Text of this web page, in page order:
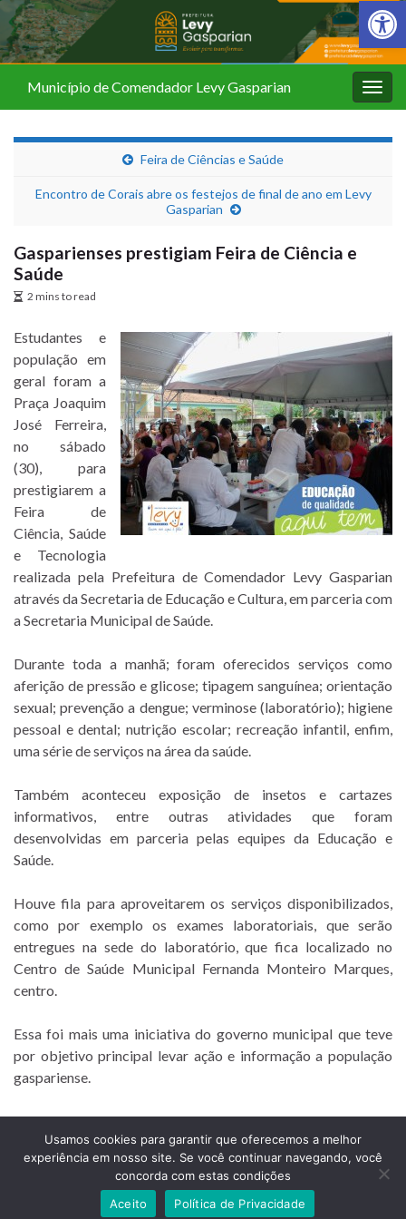
Barra de
Município de Comendador Levy Gasparian
Feira de Ciências e Saúde
Encontro de Corais abre os festejos de final de ano em Levy
Gasparian
Gasparienses prestigiam Feira de Ciência e
Saúde
2 mins to read
Estudantes e
população em
geral foram a
Praça Joaquim
José Ferreira,
no sábado
(30), para
prestigiarem a
Feira de
Ciência, Saúde
e Tecnologia
realizada pela Prefeitura de Comendador Levy Gasparian
através da Secretaria de Educação e Cultura, em parceria com
a Secretaria Municipal de Saúde.
Durante toda a manhã; foram oferecidos serviços como
aferição de pressão e glicose; tipagem sanguínea; orientação
sexual; prevenção a dengue; verminose (laboratório); higiene
pessoal e dental; nutrição escolar; recreação infantil, enfim,
uma série de serviços na área da saúde.
Também aconteceu exposição de insetos e cartazes
informativos, entre outras atividades que foram
desenvolvidas em parceria pelas equipes da Educação e
Saúde.
Houve fila para aproveitarem os serviços disponibilizados,
como por exemplo os exames laboratoriais, que serão
entregues na sede do laboratório, que fica localizado no
Centro de Saúde Municipal Fernanda Monteiro Marques,
centro.
Essa foi mais uma iniciativa do governo municipal que teve
por objetivo principal levar ação e informação a população
gaspariense.
Prefeitura Municipal de Comendador Levy Gasparian
Est União Indústria, S/Nº, KM 131 Exposição, Comendador Levy Gasparian /RJ –
Telefones: (24) 2254-1344 – (24) 2254-1094
Usamos cookies para garantir que oferecemos a melhor
experiência em nosso site. Se você continuar navegando, você
concorda com estas condições
Aceito
Política de Privacidade